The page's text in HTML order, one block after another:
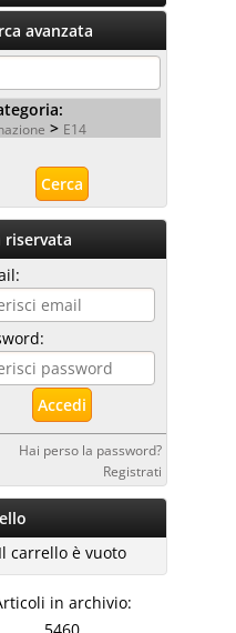
avanzata
> E14
riservata
Hai perso la password?
Registrati
Il carrello è vuoto
in archivio: